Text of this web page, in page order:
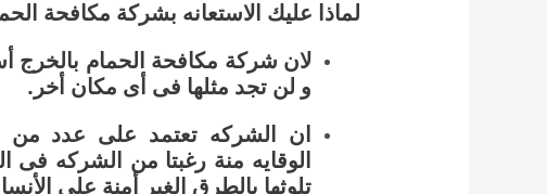
لماذا عليك الاستعانه بشركة مكافحة
لان شركة مكافحة الحمام بالخرج
و لن تجد مثلها فى أى مكان أخر.
ان الشركه تعتمد على عدد من
الوقايه منة رغبتا من الشركه
تلوثها بالطرق الغير أمنة على